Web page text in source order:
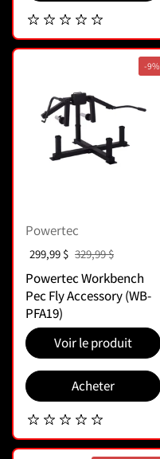
Powertec
Prix soldé :
299,99 $ Prix normal :
329,99 $
Powertec Workbench
Pec Fly Accessory (WB-
PFA19)
Voir le produit
Acheter
-9%